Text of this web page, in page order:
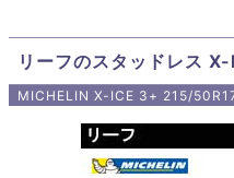
リーフのスタッドレス
MICHELIN X-ICE 3+ 215/